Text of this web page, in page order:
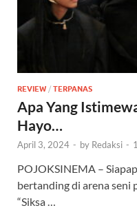
REVIEW / TERPANAS
Apa Yang
Hayo…
April 3, 2024 - by Redaksi -
POJOKSINEMA –
bertanding di arena
“Siksa …